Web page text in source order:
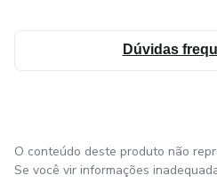
Dúvidas
O conteúdo deste produto não
Se você vir informações